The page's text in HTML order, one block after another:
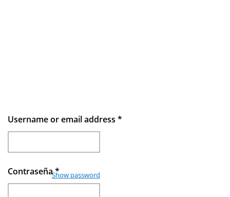
Username or email address *
Contraseña*
Show password